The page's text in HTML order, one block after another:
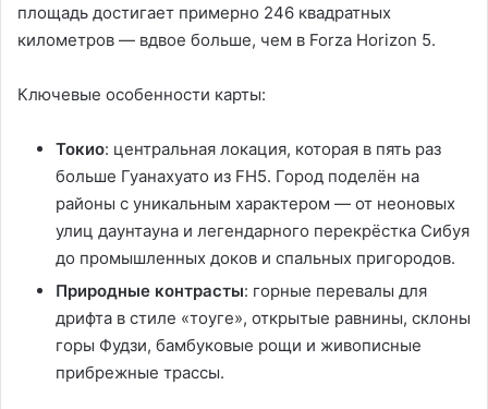
площадь достигает примерно 246 квадратных
километров — вдвое больше, чем в Forza Horizon 5.
Ключевые особенности карты:
Токио: центральная локация, которая в пять раз
больше Гуанахуато из FH5. Город поделён на
районы с уникальным характером — от неоновых
улиц даунтауна и легендарного перекрёстка Сибуя
до промышленных доков и спальных пригородов.
Природные контрасты: горные перевалы для
дрифта в стиле «тоуге», открытые равнины, склоны
горы Фудзи, бамбуковые рощи и живописные
прибрежные трассы.